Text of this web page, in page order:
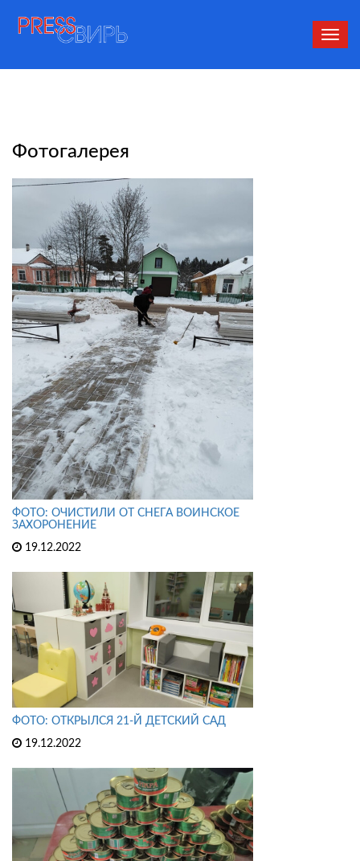
Фотогалерея
ФОТО: ОЧИСТИЛИ ОТ СНЕГА ВОИНСКОЕ
ЗАХОРОНЕНИЕ
19.12.2022
ФОТО: ОТКРЫЛСЯ 21-Й ДЕТСКИЙ САД
19.12.2022